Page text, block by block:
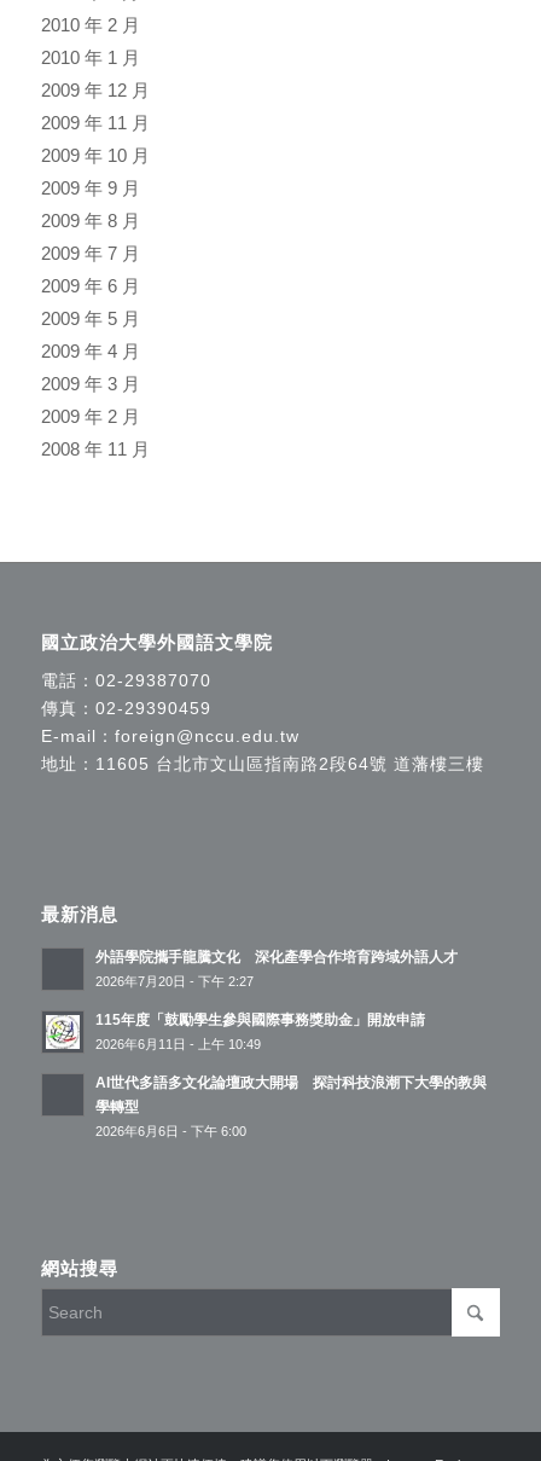
2010 年 2 月
2010 年 1 月
2009 年 12 月
2009 年 11 月
2009 年 10 月
2009 年 9 月
2009 年 8 月
2009 年 7 月
2009 年 6 月
2009 年 5 月
2009 年 4 月
2009 年 3 月
2009 年 2 月
2008 年 11 月
國立政治大學外國語文學院
電話： 02-29387070
傳真：02-29390459
E-mail： foreign@nccu.edu.tw
地址：11605 台北市文山區指南路2段64號 道藩樓三樓
最新消息
外語學院攜手龍騰文化 深化產學合作培育跨域外語人才
2026年7月20日 - 下午 2:27
115年度「鼓勵學生參與國際事務獎助金」開放申請
2026年6月11日 - 上午 10:49
AI世代多語多文化論壇政大開場 探討科技浪潮下大學的教與
學轉型
2026年6月6日 - 下午 6:00
網站搜尋